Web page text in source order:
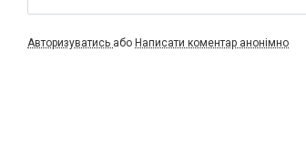
Авторизуватись або Написати коментар анонімно